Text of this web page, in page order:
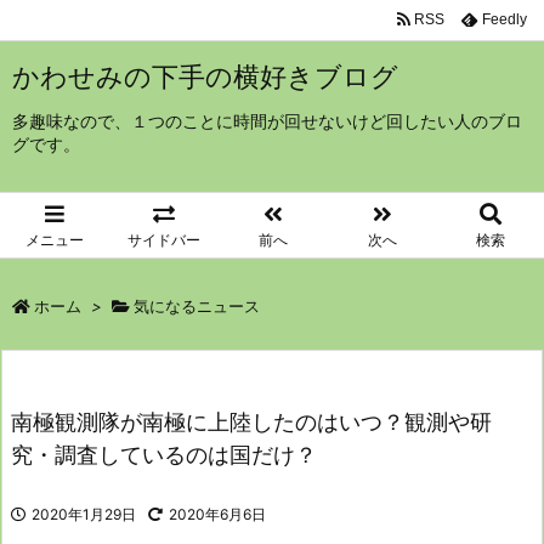
かわせみの下手の横好きブログ
多趣味なので、１つのことに時間が回せないけど回したい人のブロ
グです。
メニュー サイドバー 前へ 次へ 検索
RSS Feedly
ホーム > 気になるニュース
南極観測隊が南極に上陸したのはいつ？観測や研
究・調査しているのは国だけ？
2020年1月29日 2020年6月6日